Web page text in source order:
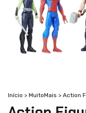
Início > MuitoMais > Action